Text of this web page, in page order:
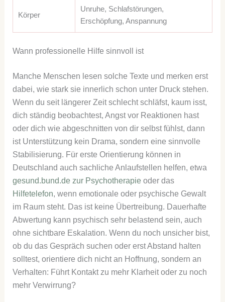
Körper
Unruhe, Schlafstörungen,
Erschöpfung, Anspannung
Wann professionelle Hilfe sinnvoll ist
Manche Menschen lesen solche Texte und merken erst
dabei, wie stark sie innerlich schon unter Druck stehen.
Wenn du seit längerer Zeit schlecht schläfst, kaum isst,
dich ständig beobachtest, Angst vor Reaktionen hast
oder dich wie abgeschnitten von dir selbst fühlst, dann
ist Unterstützung kein Drama, sondern eine sinnvolle
Stabilisierung. Für erste Orientierung können in
Deutschland auch sachliche Anlaufstellen helfen, etwa
gesund.bund.de zur Psychotherapieoder das
Hilfetelefon, wenn emotionale oder psychische Gewalt
im Raum steht. Das ist keine Übertreibung. Dauerhafte
Abwertung kann psychisch sehr belastend sein, auch
ohne sichtbare Eskalation. Wenn du noch unsicher bist,
ob du das Gespräch suchen oder erst Abstand halten
solltest, orientiere dich nicht an Hoffnung, sondern an
Verhalten: Führt Kontakt zu mehr Klarheit oder zu noch
mehr Verwirrung?